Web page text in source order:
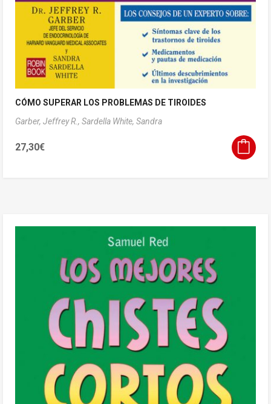
CÓMO SUPERAR LOS PROBLEMAS DE TIROIDES
Garber, Jeffrey R., Sardella White, Sandra
27,30€